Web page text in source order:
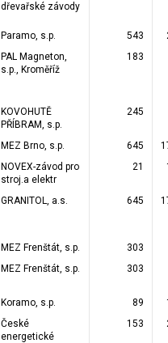
dřevařské závody
Paramo, s.p. 543
PAL Magneton,
s.p., Kroměříž
183
KOVOHUTĚ
PŘÍBRAM, s.p.
245
MEZ Brno, s.p. 645
NOVEX-závod pro
stroj.a elektr
21
GRANITOL, a.s. 645
MEZ Frenštát, s.p.
303
MEZ Frenštát, s.p. 303
Koramo, s.p. 89
České
energetické
153